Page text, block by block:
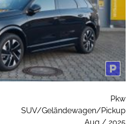
Pkw
SUV/Geländewagen/Pickup
Aug / 2025